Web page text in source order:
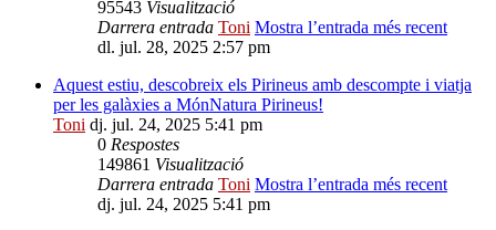
95543 Visualització
Darrera entrada Toni Mostra l’entrada més recent
dl. jul. 28, 2025 2:57 pm
Aquest estiu, descobreix els Pirineus amb descompte i viatja
per les galàxies a MónNatura Pirineus!
Toni dj. jul. 24, 2025 5:41 pm
0 Respostes
149861 Visualització
Darrera entrada Toni Mostra l’entrada més recent
dj. jul. 24, 2025 5:41 pm